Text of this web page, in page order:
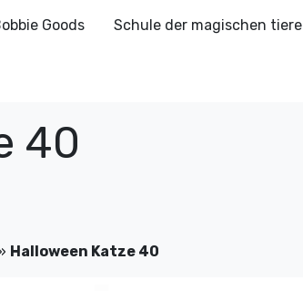
Goods Schule der magischen tiere
40
Halloween Katze 40